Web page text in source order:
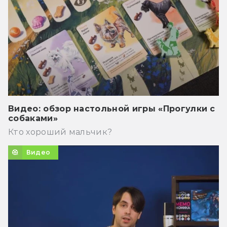
Видео: обзор настольной игры «Прогулки с
собаками»
Кто хороший мальчик?
Видео